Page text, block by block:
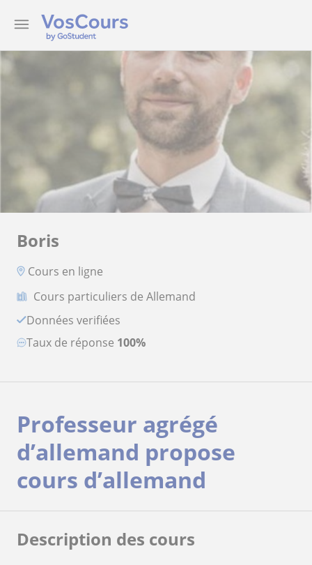
Boris
Cours en ligne
Cours particuliers de Allemand
Données verifiées
Taux de réponse 100%
Professeur agrégé
d’allemand propose
cours d’allemand
Description des cours